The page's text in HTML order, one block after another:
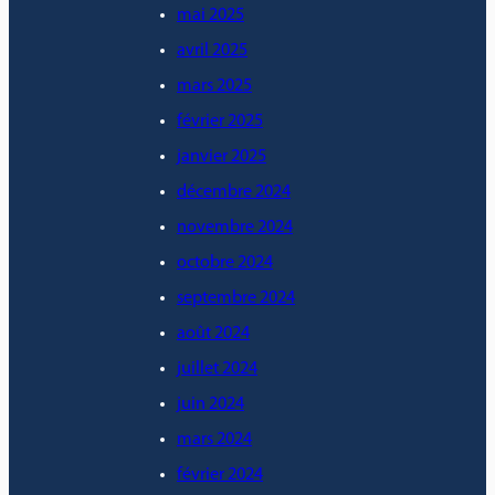
mai 2025
avril 2025
mars 2025
février 2025
janvier 2025
décembre 2024
novembre 2024
octobre 2024
septembre 2024
août 2024
juillet 2024
juin 2024
mars 2024
février 2024